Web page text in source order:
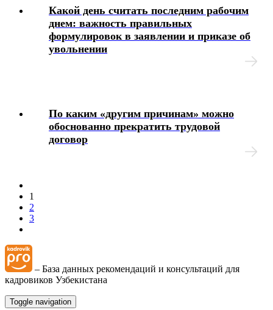
Какой день считать последним рабочим
днем: важность правильных
формулировок в заявлении и приказе об
увольнении
По каким «другим причинам» можно
обоснованно прекратить трудовой
договор
1
2
3
– База данных рекомендаций и консультаций для
кадровиков Узбекистана
Toggle navigation